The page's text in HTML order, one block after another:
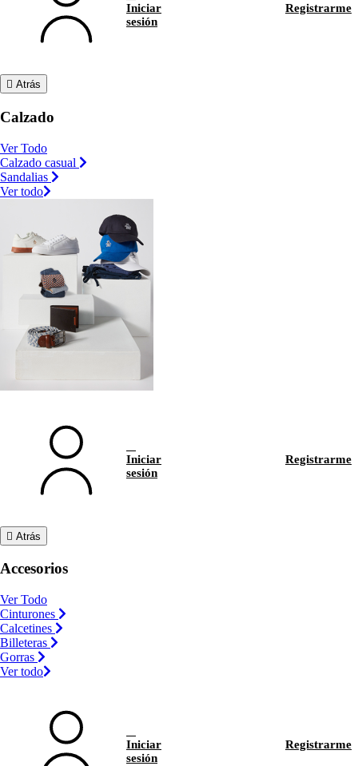
Iniciar
sesión
Registrarme
Atrás
Calzado
Ver Todo
Calzado casual
Sandalias
Ver todo
Iniciar
sesión
Registrarme
Atrás
Accesorios
Ver Todo
Cinturones
Calcetines
Billeteras
Gorras
Ver todo
Iniciar
sesión
Registrarme